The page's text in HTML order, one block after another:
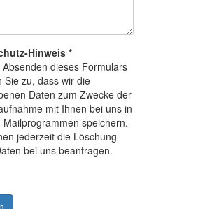
Hinweis *
Absenden dieses Formulars
Sie zu, dass wir die
Daten zum Zwecke der
mit Ihnen bei uns in
Mailprogrammen speichern.
jederzeit die Löschung
bei uns beantragen.